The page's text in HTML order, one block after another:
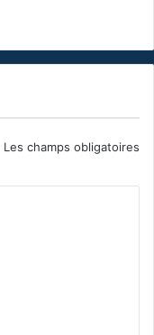
Les champs obligatoires